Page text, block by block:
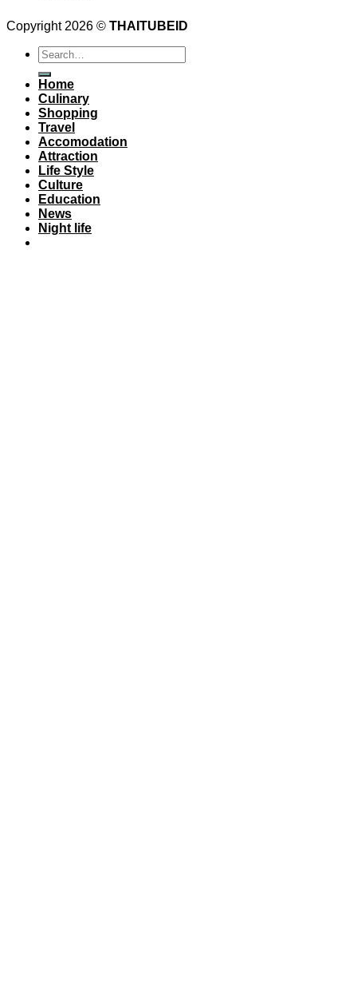
Copyright 2026 © THAITUBEID
Home
Culinary
Shopping
Travel
Accomodation
Attraction
Life Style
Culture
Education
News
Night life